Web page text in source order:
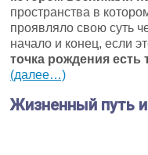
пространства в
проявляло свою суть
начало и конец, если
точка рождения есть
(далее…)
Жизненный путь